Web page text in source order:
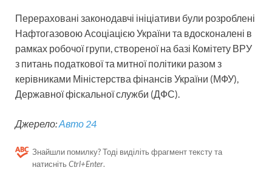
Перераховані законодавчі ініціативи були розроблені
Нафтогазовою Асоціацією України та вдосконалені в
рамках робочої групи, створеної на базі Комітету ВРУ
з питань податкової та митної політики разом з
керівниками Міністерства фінансів України (МФУ),
Державної фіскальної служби (ДФС).
Джерело:Авто 24
Знайшли помилку? Тоді виділіть фрагмент тексту та
натисніть Ctrl+Enter.